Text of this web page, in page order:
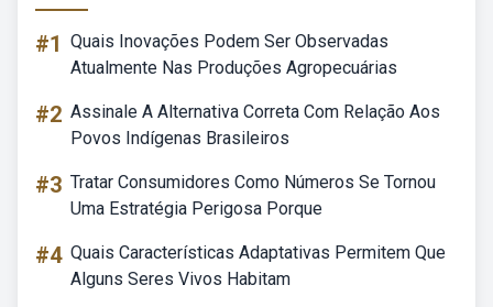
#1 Quais Inovações Podem Ser Observadas
Atualmente Nas Produções Agropecuárias
#2 Assinale A Alternativa Correta Com Relação Aos
Povos Indígenas Brasileiros
#3 Tratar Consumidores Como Números Se Tornou
Uma Estratégia Perigosa Porque
#4 Quais Características Adaptativas Permitem Que
Alguns Seres Vivos Habitam